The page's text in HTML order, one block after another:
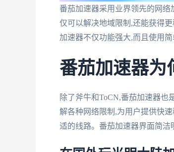
番茄加速器采用业界领先的网
仅可以解决地域限制,还能获得
加速器不仅功能强大,而且使用
番茄加速器为
除了斧牛和ToCN,番茄加速器也
解各种网络限制,为用户提供快
适的线路。番茄加速器界面简洁